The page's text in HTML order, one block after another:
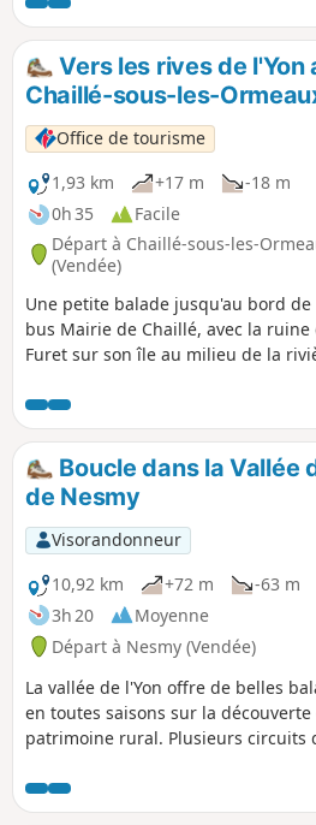
l'Aiguillon sur Mer.
Vers les rives de
Chaillé-sous-les-
Office de tourisme
1,93 km
+17 m
-18 m
0h 35
Facile
Départ à Chaillé-sous-les-
(Vendée)
Une petite balade jusqu'au bord
bus Mairie de Chaillé, avec la
Furet sur son île au milieu de la
des libellules, des martins
Boucle dans la Vallée
de Nesmy
Visorandonneur
10,92 km
+72 m
-63 m
3h 20
Moyenne
Départ à Nesmy (Vendée)
La vallée de l'Yon offre de belles
en toutes saisons sur la découverte
patrimoine rural. Plusieurs circuits
importante : En période de crue,
randonnée peut se révéler difficile,